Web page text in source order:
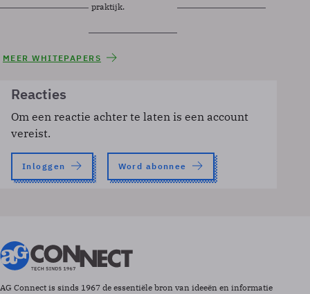
praktijk.
MEER WHITEPAPERS
Reacties
Om een reactie achter te laten is een account
vereist.
Inloggen Word abonnee
AG Connect is sinds 1967 de essentiële bron van ideeën en informatie